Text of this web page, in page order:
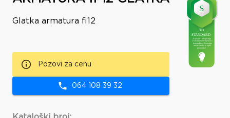
Glatka armatura fi12
Pozovi za cenu
064 108 39 32